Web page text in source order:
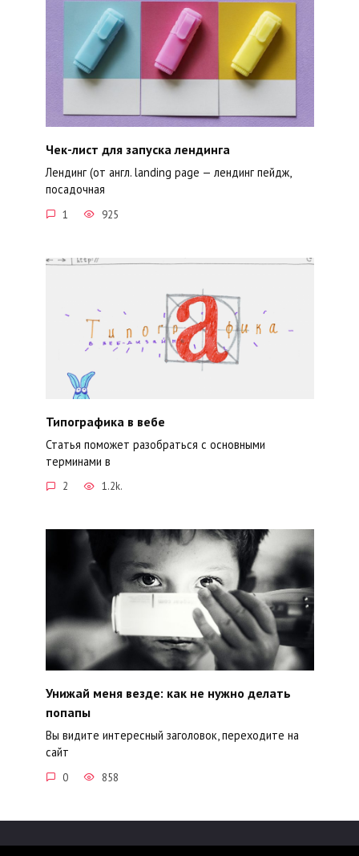
Чек-лист для запуска лендинга
Лендинг (от англ. landing page — лендинг пейдж,
посадочная
1 925
Типографика в вебе
Статья поможет разобраться с основными
терминами в
2 1.2k.
Унижай меня везде: как не нужно делать
попапы
Вы видите интересный заголовок, переходите на
сайт
0 858